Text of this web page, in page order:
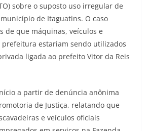
sobre o suposto uso irregular de
de Itaguatins. O caso
de que máquinas, veículos e
estariam sendo utilizados
ligada ao prefeito Vitor da Reis
a partir de denúncia anônima
de Justiça, relatando que
e veículos oficiais